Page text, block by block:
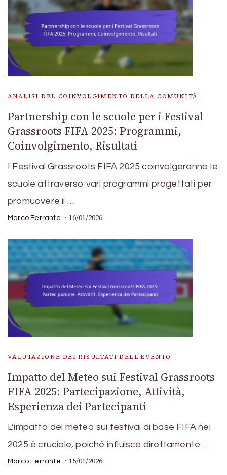
ANALISI DEL COINVOLGIMENTO DELLA COMUNITÀ
Partnership con le scuole per i Festival
Grassroots FIFA 2025: Programmi,
Coinvolgimento, Risultati
I Festival Grassroots FIFA 2025 coinvolgeranno le
scuole attraverso vari programmi progettati per
promuovere il …
Marco Ferrante 16/01/2026
VALUTAZIONE DEI RISULTATI DELL'EVENTO
Impatto del Meteo sui Festival Grassroots
FIFA 2025: Partecipazione, Attività,
Esperienza dei Partecipanti
L’impatto del meteo sui festival di base FIFA nel
2025 è cruciale, poiché influisce direttamente …
Marco Ferrante 15/01/2026